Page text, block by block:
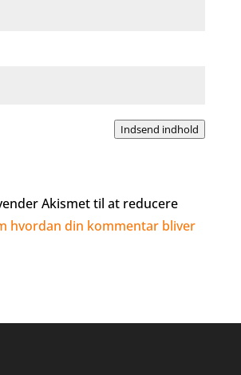
Indsend indhold
Akismet til at reducere
hvordan din kommentar bliver